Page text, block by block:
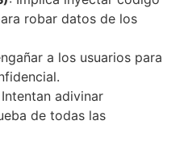
robar datos de los
a los usuarios para
Intentan adivinar
de todas las